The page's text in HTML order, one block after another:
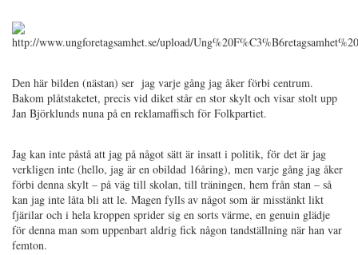
Den här bilden (nästan) ser jag varje gång jag åker förbi centrum.
Bakom plåtstaketet, precis vid diket står en stor skylt och visar stolt upp
Jan Björklunds nuna på en reklamaffisch för Folkpartiet.
Jag kan inte påstå att jag på något sätt är insatt i politik, för det är jag
verkligen inte (hello, jag är en obildad 16åring), men varje gång jag åker
förbi denna skylt – på väg till skolan, till träningen, hem från stan – så
kan jag inte låta bli att le. Magen fylls av något som är misstänkt likt
fjärilar och i hela kroppen sprider sig en sorts värme, en genuin glädje
för denna man som uppenbart aldrig fick någon tandställning när han var
femton.